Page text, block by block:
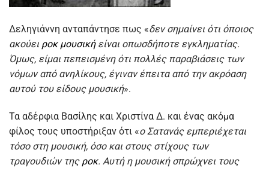
Δεληγιάννη ανταπάντησε πως «δεν σημαίνει ότι όποιος
ακούει ροκ μουσικήείναι οπωσδήποτε εγκληματίας.
Όμως, είμαι πεπεισμένη ότι πολλές παραβιάσεις των
νόμων από ανηλίκους, έγιναν έπειτα από την ακρόαση
αυτού του είδους μουσική».
Τα αδέρφια Βασίλης και Χριστίνα Δ. και ένας ακόμα
φίλος τους υποστήριξαν ότι «ο Σατανάς εμπεριέχεται
τόσο στη μουσική, όσο και στους στίχους των
τραγουδιών της ροκ. Αυτή η μουσική σπρώχνει τους